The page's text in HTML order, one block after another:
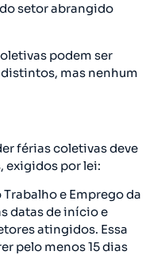
setor abrangido
podem ser
mas nenhum
férias coletivas deve
exigidos por lei:
e Emprego da
datas de início e
atingidos. Essa
pelo menos 15 dias